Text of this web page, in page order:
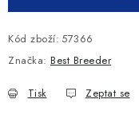
Kód zboží: 57366
Značka: Best Breeder
Tisk Zeptat se